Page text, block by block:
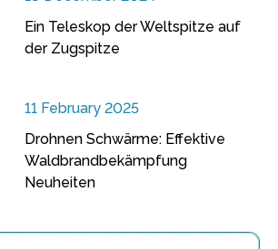
Ein Teleskop der Weltspitze auf
der Zugspitze
11 February 2025
Drohnen Schwärme: Effektive
Waldbrandbekämpfung
Neuheiten